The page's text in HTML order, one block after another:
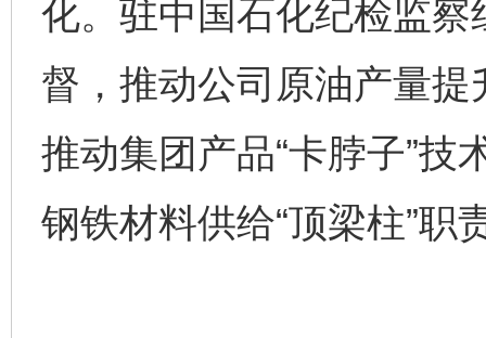
化。驻中国石化纪检监
督，推动公司原油产量
推动集团产品“卡脖子”技
钢铁材料供给“顶梁柱”职
完善运行机制助力责任有效落实 一纸欠